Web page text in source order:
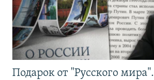
Подарок от "Русского